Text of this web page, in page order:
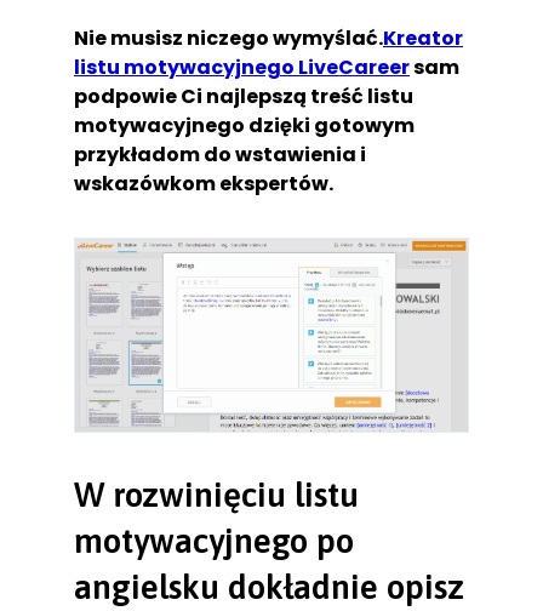
Nie musisz niczego wymyślać.Kreator
listu motywacyjnego LiveCareersam
podpowie Ci najlepszą treść listu
motywacyjnego dzięki gotowym
przykładom do wstawienia i
wskazówkom ekspertów.
W rozwinięciu listu
motywacyjnego po
angielsku dokładnie opisz